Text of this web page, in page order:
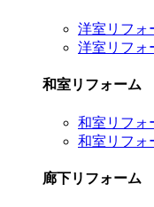
洋室リフォ
洋室リフォ
和室リフォーム
和室リフォ
和室リフォ
廊下リフォーム